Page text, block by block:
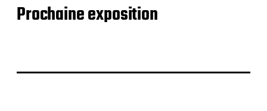
Prochaine exposition